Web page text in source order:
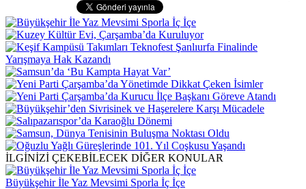
İLGİNİZİ ÇEKEBİLECEK DİĞER KONULAR
Büyükşehir İle Yaz Mevsimi Sporla İç İçe